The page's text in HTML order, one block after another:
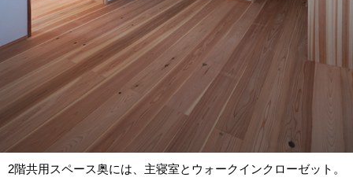
2階共用スペース奥には、主寝室とウォークインクローゼット。